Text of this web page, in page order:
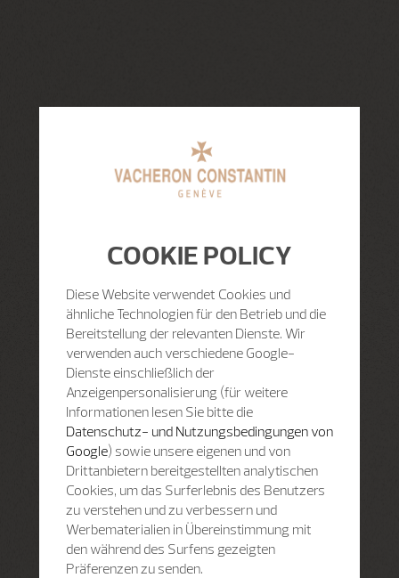
COOKIE POLICY
Diese Website verwendet Cookies und
ähnliche Technologien für den Betrieb und die
Bereitstellung der relevanten Dienste. Wir
verwenden auch verschiedene Google-
Dienste einschließlich der
Anzeigenpersonalisierung (für weitere
Informationen lesen Sie bitte die
Datenschutz- und Nutzungsbedingungen von
Google) sowie unsere eigenen und von
Drittanbietern bereitgestellten analytischen
Cookies, um das Surferlebnis des Benutzers
zu verstehen und zu verbessern und
Werbematerialien in Übereinstimmung mit
den während des Surfens gezeigten
Präferenzen zu senden.